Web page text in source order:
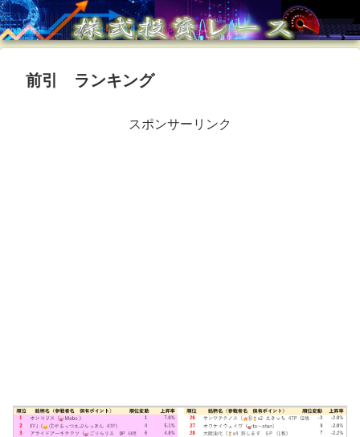
前引 ランキング
スポンサーリンク